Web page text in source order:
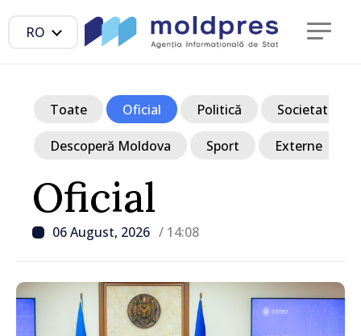
RO
Oficial
06 August, 2026 / 14:08
Toate Oficial Politică Societate
Descoperă Moldova Sport Externe